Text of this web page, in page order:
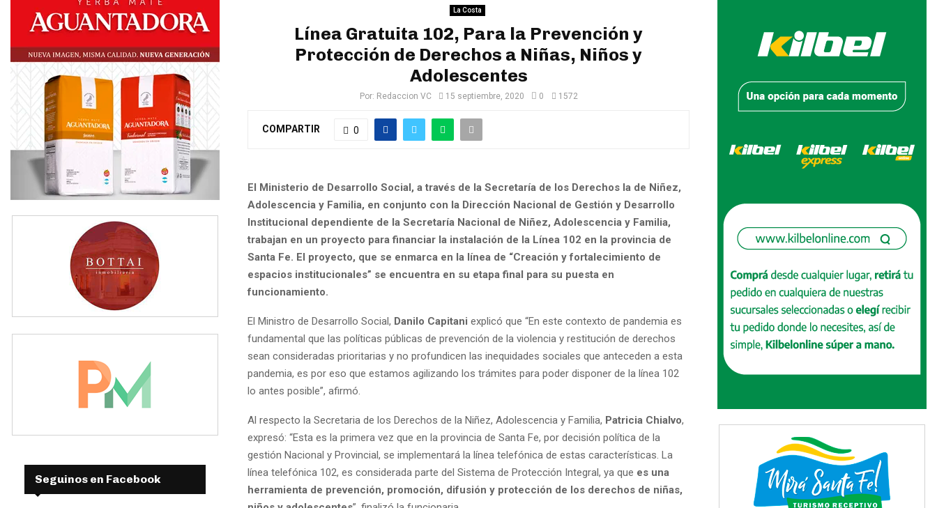
La Costa
Línea Gratuita 102, Para la Prevención y
Protección de Derechos a Niñas, Niños y
Adolescentes
Por: Redaccion VC 15 septiembre, 2020 0 1572
COMPARTIR 0
El Ministerio de Desarrollo Social, a través de la Secretaría de los Derechos la de Niñez,
Adolescencia y Familia, en conjunto con la Dirección Nacional de Gestión y Desarrollo
Institucional dependiente de la Secretaría Nacional de Niñez, Adolescencia y Familia,
trabajan en un proyecto para financiar la instalación de la Línea 102 en la provincia de
Santa Fe. El proyecto, que se enmarca en la línea de “Creación y fortalecimiento de
espacios institucionales” se encuentra en su etapa final para su puesta en
funcionamiento.
El Ministro de Desarrollo Social, Danilo Capitani explicó que “En este contexto de pandemia es
fundamental que las políticas públicas de prevención de la violencia y restitución de derechos
sean consideradas prioritarias y no profundicen las inequidades sociales que anteceden a esta
pandemia, es por eso que estamos agilizando los trámites para poder disponer de la línea 102
lo antes posible”, afirmó.
Al respecto la Secretaria de los Derechos de la Niñez, Adolescencia y Familia, Patricia Chialvo,
expresó: “Esta es la primera vez que en la provincia de Santa Fe, por decisión política de la
gestión Nacional y Provincial, se implementará la línea telefónica de estas características. La
línea telefónica 102, es considerada parte del Sistema de Protección Integral, ya que es una
herramienta de prevención, promoción, difusión y protección de los derechos de niñas,
Seguinos en Facebook